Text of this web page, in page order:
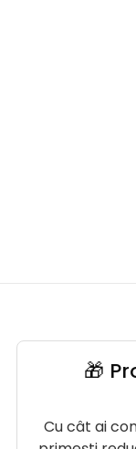
🎁
Cu cât ai